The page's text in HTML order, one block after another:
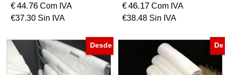
€44.76 Com IVA
€37.30 Sin IVA
€46.17 Com IVA
€38.48 Sin IVA
Desde De